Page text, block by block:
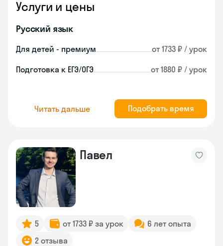
Услуги и цены
Русский язык
Для детей - премиум от 1733 ₽ / урок
Подготовка к ЕГЭ/ОГЭ от 1880 ₽ / урок
Читать дальше Подобрать время
Павел
5 от 1733 ₽ за урок
6 лет опыта
2 отзыва